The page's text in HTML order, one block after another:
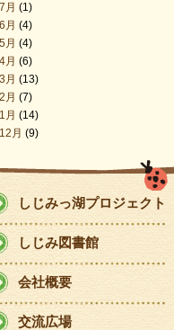
月 (1)
月 (4)
月 (4)
月 (6)
月 (13)
月 (7)
月 (14)
月 (9)
しじみっ湖プロジェクト
しじみ図書館
会社概要
交流広場